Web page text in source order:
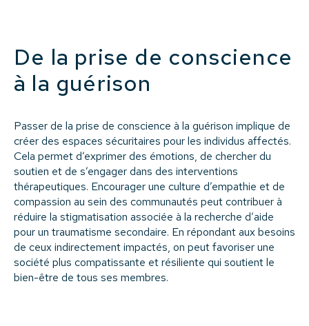
De la prise de conscience
à la guérison
Passer de la prise de conscience à la guérison implique de
créer des espaces sécuritaires pour les individus affectés.
Cela permet d’exprimer des émotions, de chercher du
soutien et de s’engager dans des interventions
thérapeutiques. Encourager une culture d’empathie et de
compassion au sein des communautés peut contribuer à
réduire la stigmatisation associée à la recherche d’aide
pour un traumatisme secondaire. En répondant aux besoins
de ceux indirectement impactés, on peut favoriser une
société plus compatissante et résiliente qui soutient le
bien-être de tous ses membres.